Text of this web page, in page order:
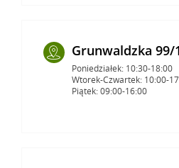
Grunwaldzka 99/
Poniedziałek: 10:30-18:00
Wtorek-Czwartek: 10:00-
Piątek: 09:00-16:00